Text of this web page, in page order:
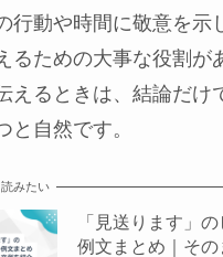
行動や時間に敬意を示
るための大事な役割が
えるときは、結論だけ
と自然です。
みたい
「見送ります」
例文まとめ｜そ